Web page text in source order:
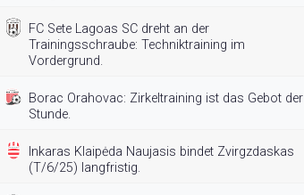
FC Sete Lagoas SC dreht an der
Trainingsschraube: Techniktraining im
Vordergrund.
Borac Orahovac: Zirkeltraining ist das Gebot der
Stunde.
Inkaras Klaipėda Naujasis bindet Zvirgzdaskas
(T/6/25) langfristig.